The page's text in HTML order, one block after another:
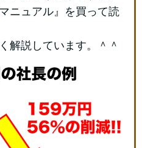
ニュアル』を買って読
解説しています。＾＾